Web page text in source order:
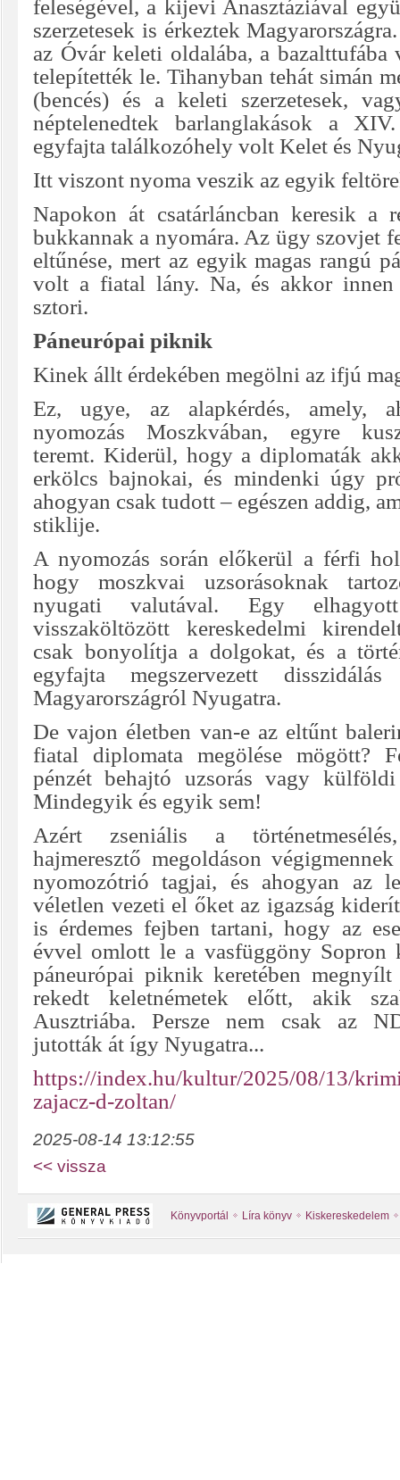
feleségével, a kijevi Anasztáziával
szerzetesek is érkeztek
az Óvár keleti oldalába, a bazalttufába
telepítették le. Tihanyban tehát simán
(bencés) és a keleti szerzetesek,
néptelenedtek barlanglakások a
egyfajta találkozóhely volt Kelet és
Itt viszont nyoma veszik az egyik
Napokon át csatárláncban keresik a
bukkannak a nyomára. Az ügy szovjet
eltűnése, mert az egyik magas rangú
volt a fiatal lány. Na, és akkor innen
sztori.
Páneurópai piknik
Kinek állt érdekében megölni az ifjú
Ez, ugye, az alapkérdés, amely,
nyomozás Moszkvában, egyre
teremt. Kiderül, hogy a diplomaták
erkölcs bajnokai, és mindenki úgy
ahogyan csak tudott – egészen addig,
stiklije.
A nyomozás során előkerül a férfi
hogy moszkvai uzsorásoknak
nyugati valutával. Egy
visszaköltözött kereskedelmi
csak bonyolítja a dolgokat, és a
egyfajta megszervezett
Magyarországról Nyugatra.
De vajon életben van-e az eltűnt
fiatal diplomata megölése mögött?
pénzét behajtó uzsorás vagy külföldi
Mindegyik és egyik sem!
Azért zseniális a
hajmeresztő megoldáson
nyomozótrió tagjai, és ahogyan az
véletlen vezeti el őket az igazság
is érdemes fejben tartani, hogy az
évvel omlott le a vasfüggöny Sopron
páneurópai piknik keretében
rekedt keletnémetek előtt, akik
Ausztriába. Persze nem csak az
jutották át így Nyugatra...
https://index.hu/kultur/2025/08/13/
zajacz-d-zoltan/
2025-08-14 13:12:55
<< vissza
Könyvportál Líra könyv Kiskereskedelem